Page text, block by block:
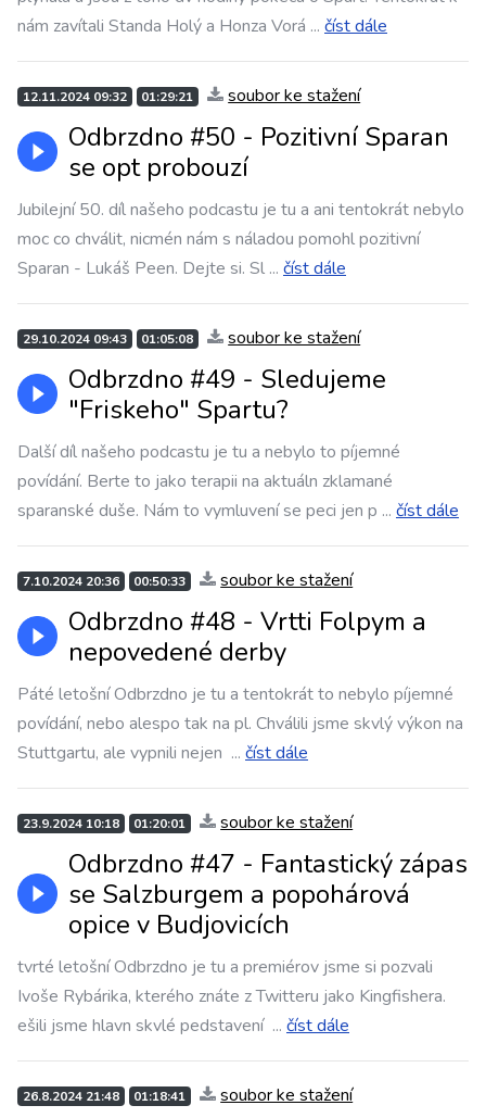
nám zavítali Standa Holý a Honza Vorá ... číst dále
12.11.2024 09:32 01:29:21 soubor ke stažení
Odbrzdno #50 - Pozitivní Sparan
se opt probouzí
Jubilejní 50. díl našeho podcastu je tu a ani tentokrát nebylo
moc co chválit, nicmén nám s náladou pomohl pozitivní
Sparan - Lukáš Peen. Dejte si. Sl ... číst dále
29.10.2024 09:43 01:05:08 soubor ke stažení
Odbrzdno #49 - Sledujeme
"Friskeho" Spartu?
Další díl našeho podcastu je tu a nebylo to píjemné
povídání. Berte to jako terapii na aktuáln zklamané
sparanské duše. Nám to vymluvení se peci jen p ... číst dále
7.10.2024 20:36 00:50:33 soubor ke stažení
Odbrzdno #48 - Vrtti Folpym a
nepovedené derby
Páté letošní Odbrzdno je tu a tentokrát to nebylo píjemné
povídání, nebo alespo tak na pl. Chválili jsme skvlý výkon na
Stuttgartu, ale vypnili nejen ... číst dále
23.9.2024 10:18 01:20:01 soubor ke stažení
Odbrzdno #47 - Fantastický zápas
se Salzburgem a popohárová
opice v Budjovicích
tvrté letošní Odbrzdno je tu a premiérov jsme si pozvali
Ivoše Rybárika, kterého znáte z Twitteru jako Kingfishera.
ešili jsme hlavn skvlé pedstavení ... číst dále
26.8.2024 21:48 01:18:41 soubor ke stažení